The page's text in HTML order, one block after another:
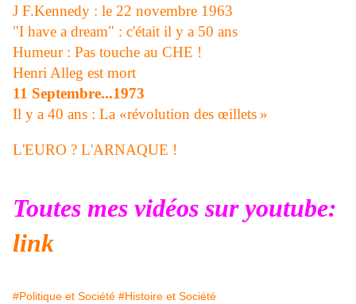
J F.Kennedy : le 22 novembre 1963
"I have a dream" : c'était il y a 50 ans
Humeur : Pas touche au CHE !
Henri Alleg est mort
11 Septembre...1973
Il y a 40 ans : La «révolution des œillets »
L'EURO ? L'ARNAQUE !
Toutes mes vidéos sur youtube:
link
#Politique et Société #Histoire et Société